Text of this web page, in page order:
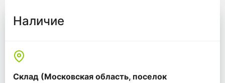
Наличие
Склад (Московская область, поселок